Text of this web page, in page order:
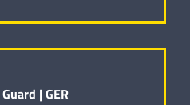
Guard |GER